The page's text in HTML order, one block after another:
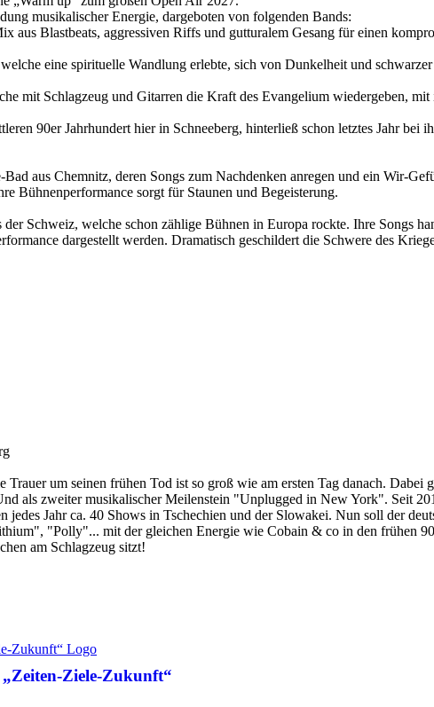
musikalischer Energie, dargeboten von folgenden Bands:
Blastbeats, aggressiven Riffs und gutturalem Gesang für einen
eine spirituelle Wandlung erlebte, sich von Dunkelheit und
mit Schlagzeug und Gitarren die Kraft des Evangelium wiedergeben,
90er Jahrhundert hier in Schneeberg, hinterließ schon letztes Jahr bei
aus Chemnitz, deren Songs zum Nachdenken anregen und ein Wir-
Bühnenperformance sorgt für Staunen und Begeisterung.
Schweiz, welche schon zählige Bühnen in Europa rockte. Ihre Songs
dargestellt werden. Dramatisch geschildert die Schwere des
um seinen frühen Tod ist so groß wie am ersten Tag danach.
als zweiter musikalischer Meilenstein "Unplugged in New York". Seit
Jahr ca. 40 Shows in Tschechien und der Slowakei. Nun soll der
"Polly"... mit der gleichen Energie wie Cobain & co in den frühen
am Schlagzeug sitzt!
Ziele-Zukunft“